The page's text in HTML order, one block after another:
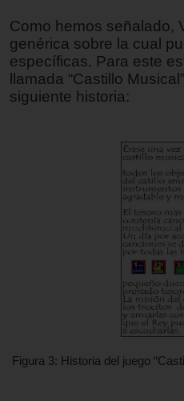
Como hemos señalado,
genérica sobre la cual
específicas. Para este
llamada “Castillo
siguiente historia:
Figura 3: Historia del juego